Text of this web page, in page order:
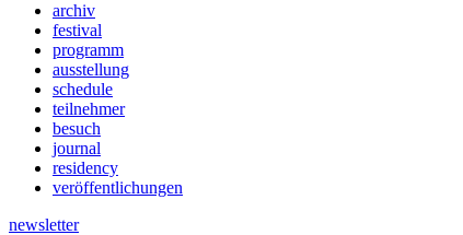
archiv
festival
programm
ausstellung
schedule
teilnehmer
besuch
journal
residency
veröffentlichungen
newsletter